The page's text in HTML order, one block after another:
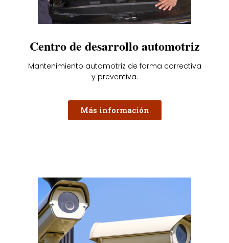
Centro de desarrollo automotriz
Mantenimiento automotriz de forma correctiva
y preventiva.
Más información